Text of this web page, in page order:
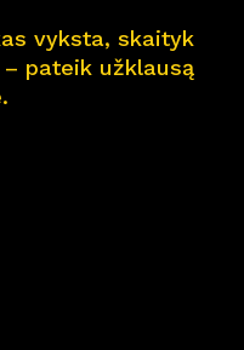
vyksta, skaityk
pateik užklausą